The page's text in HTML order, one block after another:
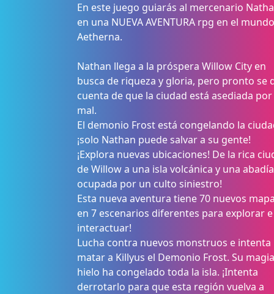
En este juego guiarás al mercenario
en una NUEVA AVENTURA rpg en el
Aetherna.
Nathan llega a la próspera Willow City en
busca de riqueza y gloria, pero pronto se
cuenta de que la ciudad está asediada
mal.
El demonio Frost está congelando la
¡solo Nathan puede salvar a su gente!
¡Explora nuevas ubicaciones! De la rica
de Willow a una isla volcánica y una abadía
ocupada por un culto siniestro!
Esta nueva aventura tiene 70 nuevos
en 7 escenarios diferentes para explorar e
interactuar!
Lucha contra nuevos monstruos e intenta
matar a Killyus el Demonio Frost. Su
hielo ha congelado toda la isla. ¡Intenta
derrotarlo para que esta región vuelva a